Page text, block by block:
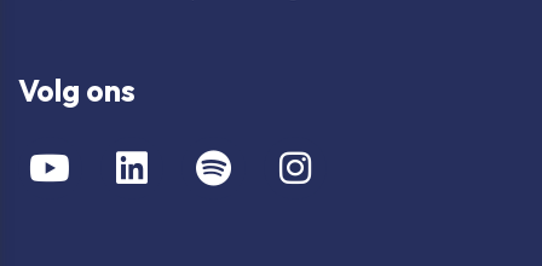
Volg ons